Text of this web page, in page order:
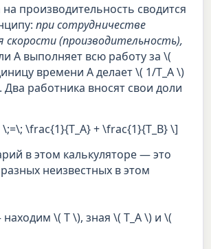
производительность сводится
при сотрудничестве
(производительность),
А выполняет всю работу за \(
времени А делает \( 1/T_A \)
Два работника вносят свои доли
\frac{1}{T_A} + \frac{1}{T_B} \]
в этом калькуляторе — это
неизвестных в этом
\( T \), зная \( T_A \) и \(